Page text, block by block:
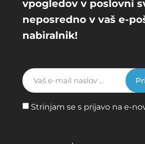
vpogledov v poslovni
neposredno v vaš e-
nabiralnik!
Strinjam se s prijavo na e-